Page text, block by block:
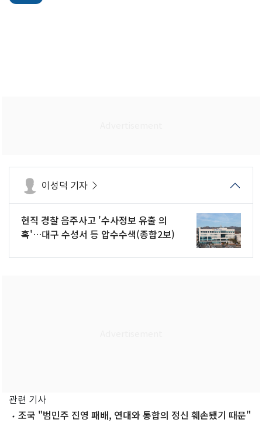
이성덕 기자
현직 경찰 음주사고 '수사정보 유출 의
혹'…대구 수성서 등 압수수색(종합2보)
관련 기사
조국 "범민주 진영 패배, 연대와 통합의 정신 훼손됐기 때문"